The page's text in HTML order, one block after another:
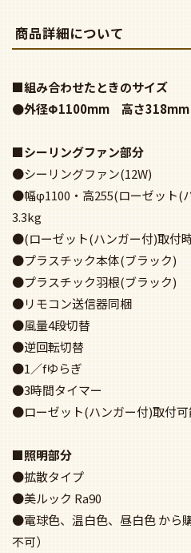
商品詳細について
■組み合わせたときのサイズ
●外径Φ1100mm 高さ
■シーリングファン部分
●シーリングファン(12W)
●幅φ1100・高255(ローゼット(
3.3kg
●(ローゼット(ハンガー付)取付
●プラスチック本体(ブラック)
●プラスチック羽根(ブラック)
●リモコン送信器同梱
●風量4段切替
●逆回転切替
●1／fゆらぎ
●3時間タイマー
●ローゼット(ハンガー付)取付
■照明部分
●拡散タイプ
●美ルック Ra90
●電球色、温白色、昼白色 から
不可）